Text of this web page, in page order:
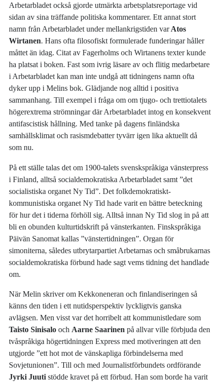
Arbetarbladet också gjorde utmärkta arbetsplatsreportage vid
sidan av sina träffande politiska kommentarer. Ett annat stort
namn från Arbetarbladet under mellankrigstiden varAtos
Wirtanen. Hans ofta filosofiskt formulerade funderingar håller
måttet än idag. Citat av Fagerholms och Wirtanens texter kunde
ha platsat i boken. Fast som ivrig läsare av och flitig medarbetare
i Arbetarbladet kan man inte undgå att tidningens namn ofta
dyker upp i Melins bok. Glädjande nog alltid i positiva
sammanhang. Till exempel i fråga om om tjugo- och trettiotalets
högerextrema strömningar där Arbetarbladet intog en konsekvent
antifascistisk hållning. Med tanke på dagens finländska
samhällsklimat och rasismdebatter tyvärr igen lika aktuellt då
som nu.
På ett ställe talas det om 1900-talets svenskspråkiga vänsterpress
i Finland, alltså socialdemokratiska Arbetarbladet samt ”det
socialistiska organet Ny Tid”. Det folkdemokratiskt-
kommunistiska organet Ny Tid hade varit en bättre beteckning
för hur det i tiderna förhöll sig. Alltså innan Ny Tid slog in på att
bli en obunden kulturtidskrift på vänsterkanten. Finskspråkiga
Päivän Sanomat kallas ”vänstertidningen”. Organ för
simoniterna, således utbrytarpartiet Arbetarnas och småbrukarnas
socialdemokratiska förbund hade sagt vems tidning det handlade
om.
När Melin skriver om Kekkoneneran och finlandiseringen så
känns den tiden i ett nutidsperspektiv lyckligtvis ganska
avlägsen. Men visst var det horribelt att kommunistledare som
Taisto Sinisalo ochAarne Saarinen på allvar ville förbjuda den
tvåspråkiga högertidningen Express med motiveringen att den
utgjorde ”ett hot mot de vänskapliga förbindelserna med
Sovjetunionen”. Till och med Journalistförbundets ordförande
Jyrki Juutistödde kravet på ett förbud. Han som borde ha varit